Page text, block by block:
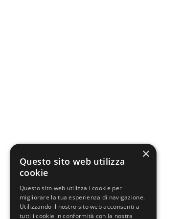
×
Questo sito web utilizza
cookie
Questo sito web utilizza i cookie per
migliorare la tua esperienza di navigazione.
Utilizzando il nostro sito web acconsenti a
tutti i cookie in conformità con la nostra